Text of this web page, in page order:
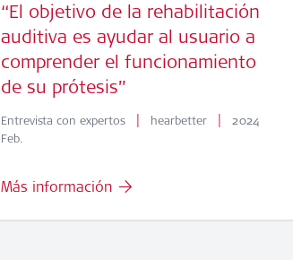
“El objetivo de la rehabilitación
auditiva es ayudar al usuario a
comprender el funcionamiento
de su prótesis”
Entrevista con expertos | hearbetter |
2024
Feb.
Más información